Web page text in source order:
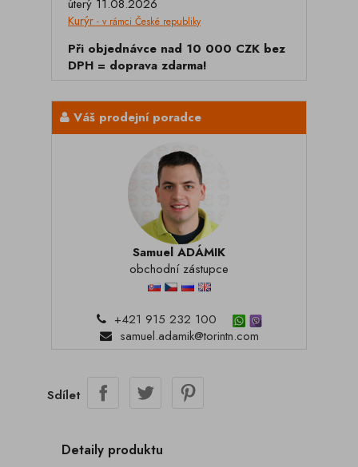
úterý 11.08.2026
Kurýr - v rámci České republiky
Při objednávce nad 10 000 CZK bez
DPH = doprava zdarma!
Váš prodejní poradce
Samuel ADÁMIK
obchodní zástupce
+421 915 232 100
samuel.adamik@torintn.com
Sdílet
Detaily produktu